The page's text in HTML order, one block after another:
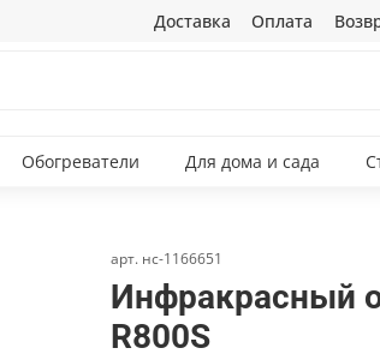
Доставка Оплата
Обогреватели Для дома и сада
арт. нс-1166651
Инфракрасный
R800S